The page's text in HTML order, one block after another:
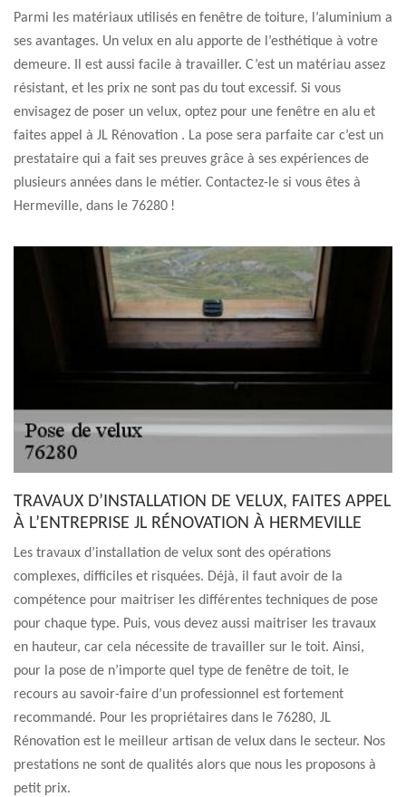
Parmi les matériaux utilisés en fenêtre de toiture, l’aluminium a
ses avantages. Un velux en alu apporte de l’esthétique à votre
demeure. Il est aussi facile à travailler. C’est un matériau assez
résistant, et les prix ne sont pas du tout excessif. Si vous
envisagez de poser un velux, optez pour une fenêtre en alu et
faites appel à JL Rénovation . La pose sera parfaite car c’est un
prestataire qui a fait ses preuves grâce à ses expériences de
plusieurs années dans le métier. Contactez-le si vous êtes à
Hermeville, dans le 76280 !
TRAVAUX D’INSTALLATION DE VELUX, FAITES APPEL
À L’ENTREPRISE JL RÉNOVATION À HERMEVILLE
Les travaux d’installation de velux sont des opérations
complexes, difficiles et risquées. Déjà, il faut avoir de la
compétence pour maitriser les différentes techniques de pose
pour chaque type. Puis, vous devez aussi maitriser les travaux
en hauteur, car cela nécessite de travailler sur le toit. Ainsi,
pour la pose de n’importe quel type de fenêtre de toit, le
recours au savoir-faire d’un professionnel est fortement
recommandé. Pour les propriétaires dans le 76280, JL
Rénovation est le meilleur artisan de velux dans le secteur. Nos
prestations ne sont de qualités alors que nous les proposons à
petit prix.